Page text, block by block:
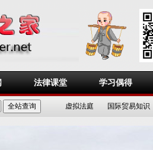
法律课堂 学习偶得
虚拟法庭 国际贸易知识